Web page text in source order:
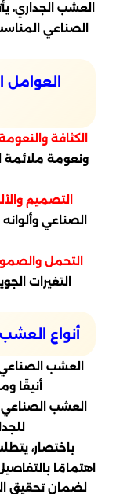
العشب الجداري،
الصناعي
الكثافة
ونعومة ملائمة
التصميم
الصناعي
التحمل
التغيرات
أنواع
العشب
أنيقًا
العشب الصناعي
باختصار،
اهتمامًا
لضمان تحقيق